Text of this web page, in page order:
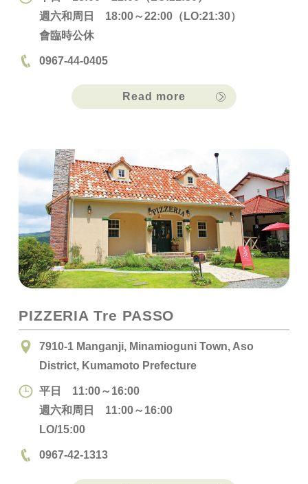
Read more
週六和周日 18:00～22:00（LO:21:30）
會臨時公休
0967-44-0405
PIZZERIA Tre PASSO
7910-1 Manganji, Minamioguni Town, Aso
District, Kumamoto Prefecture
平日 11:00～16:00
週六和周日 11:00～16:00
LO/15:00
0967-42-1313